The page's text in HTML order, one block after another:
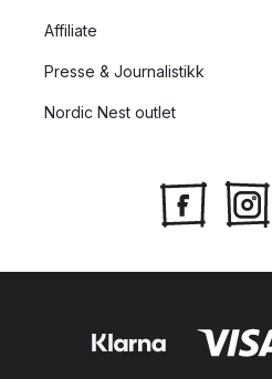
Affiliate
Presse & Journalistikk
Nordic Nest outlet